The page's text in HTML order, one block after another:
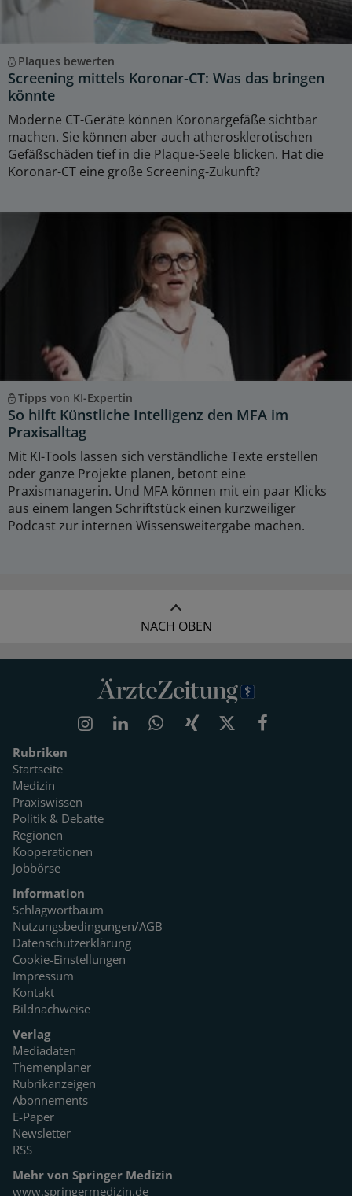
Plaques bewerten
Screening mittels Koronar-CT: Was das bringen
könnte
Moderne CT-Geräte können Koronargefäße sichtbar
machen. Sie können aber auch atherosklerotischen
Gefäßschäden tief in die Plaque-Seele blicken. Hat die
Koronar-CT eine große Screening-Zukunft?
Tipps von KI-Expertin
So hilft Künstliche Intelligenz den MFA im
Praxisalltag
Mit KI-Tools lassen sich verständliche Texte erstellen
oder ganze Projekte planen, betont eine
Praxismanagerin. Und MFA können mit ein paar Klicks
aus einem langen Schriftstück einen kurzweiliger
Podcast zur internen Wissensweitergabe machen.
NACH OBEN
Rubriken
Startseite
Medizin
Praxiswissen
Politik & Debatte
Regionen
Kooperationen
Jobbörse
Information
Schlagwortbaum
Nutzungsbedingungen/AGB
Datenschutzerklärung
Cookie-Einstellungen
Impressum
Kontakt
Bildnachweise
Verlag
Mediadaten
Themenplaner
Rubrikanzeigen
Abonnements
E-Paper
Newsletter
RSS
Mehr von Springer Medizin
www.springermedizin.de